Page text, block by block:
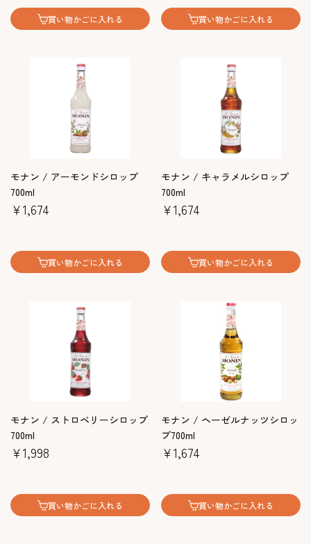
買い物かごに入れる 買い物かごに入れる
モナン / アーモンドシロップ
700ml
￥1,674
買い物かごに入れる
モナン / キャラメルシロップ
700ml
￥1,674
買い物かごに入れる
モナン / ストロベリーシロップ
700ml
￥1,998
買い物かごに入れる
モナン / ヘーゼルナッツシロッ
プ700ml
￥1,674
買い物かごに入れる